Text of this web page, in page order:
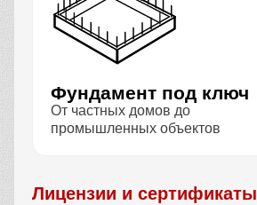
Фундамент под ключ
От частных домов до
промышленных объектов
Лицензии и сертификаты